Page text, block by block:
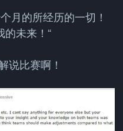
月的所经历的一切！
未来！“
说比赛啊！